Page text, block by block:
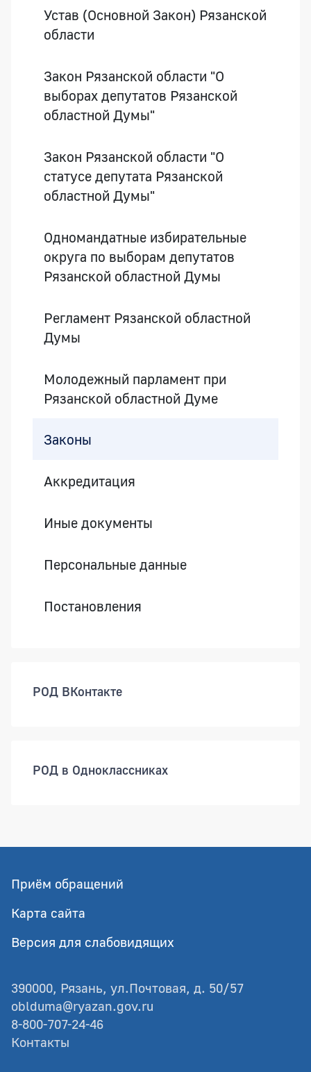
Устав (Основной Закон) Рязанской
области
Закон Рязанской области "О
выборах депутатов Рязанской
областной Думы"
Закон Рязанской области "О
статусе депутата Рязанской
областной Думы"
Одномандатные избирательные
округа по выборам депутатов
Рязанской областной Думы
Регламент Рязанской областной
Думы
Молодежный парламент при
Рязанской областной Думе
Законы
Аккредитация
Иные документы
Персональные данные
Постановления
РОД ВКонтакте
РОД в Одноклассниках
Приём обращений
Карта сайта
Версия для слабовидящих
390000, Рязань, ул.Почтовая, д. 50/57
oblduma@ryazan.gov.ru
8-800-707-24-46
Контакты